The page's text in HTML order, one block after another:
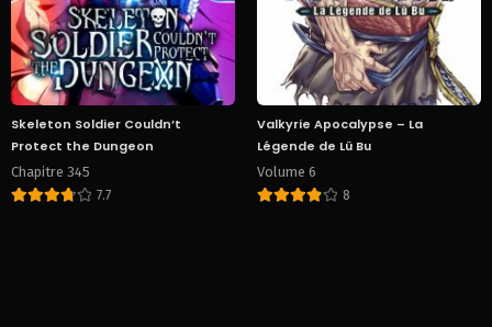
Skeleton Soldier Couldn’t
Protect the Dungeon
Chapitre 345
7.7
Valkyrie Apocalypse – La
Légende de Lü Bu
Volume 6
8